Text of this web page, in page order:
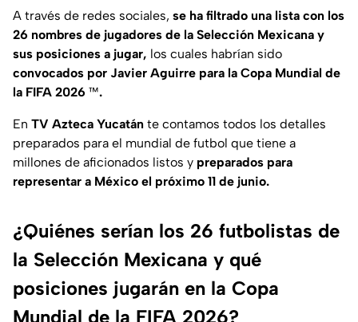
A través de redes sociales, se ha filtrado una lista con los
26 nombres de jugadores de la Selección Mexicana y
sus posiciones a jugar, los cuales habrían sido
convocados por Javier Aguirre para la Copa Mundial de
la FIFA 2026 ™.
En TV Azteca Yucatán te contamos todos los detalles
preparados para el mundial de futbol que tiene a
millones de aficionados listos y preparados para
representar a México el próximo 11 de junio.
¿Quiénes serían los 26 futbolistas de
la Selección Mexicana y qué
posiciones jugarán en la Copa
Mundial de la FIFA 2026?